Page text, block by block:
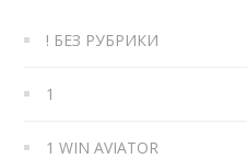
! БЕЗ РУБРИКИ
1
1 WIN AVIATOR